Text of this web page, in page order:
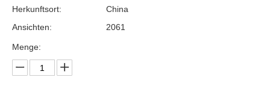
Herkunftsort:
China
Ansichten:
2061
Menge: